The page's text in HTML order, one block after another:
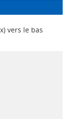
vers le bas